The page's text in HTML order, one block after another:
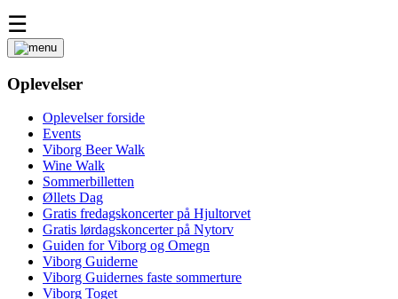
☰
Oplevelser
Oplevelser forside
Events
Viborg Beer Walk
Wine Walk
Sommerbilletten
Øllets Dag
Gratis fredagskoncerter på Hjultorvet
Gratis lørdagskoncerter på Nytorv
Guiden for Viborg og Omegn
Viborg Guiderne
Viborg Guidernes faste sommerture
Viborg Toget